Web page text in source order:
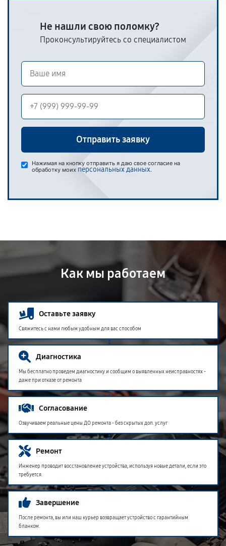
Не нашли свою поломку?
Проконсультируйтесь со специалистом
Отправить заявку
Нажимая на кнопку отправить я даю свое согласие на
обработку моих персональных данных.
Как мы работаем
Оставьте заявку
Свяжитесь с нами любым удобным для вас способом
Диагностика
Мы бесплатно проведем диагностику и сообщим о выявленных неисправностях -
даже при отказе от ремонта
Согласование
Озвучиваем реальные цены ДО ремонта - без скрытых доп. услуг
Ремонт
Инженер проводит восстановление устройства, используя новые детали, если это
требуется.
Завершение
После ремонта, вы или наш курьер возвращает устройство с гарантийным
бланком.